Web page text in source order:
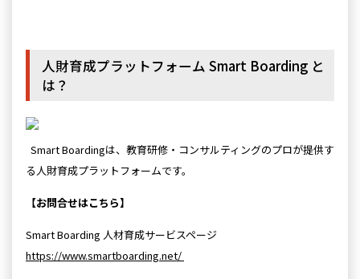
人財育成プラットフォーム Smart Boarding と
は？
Smart Boardingは、教育研修・コンサルティングのプロが提供す
る人財育成プラットフォームです。
【お問合せはこちら】
Smart Boarding 人材育成サービスページ
https://www.smartboarding.net/